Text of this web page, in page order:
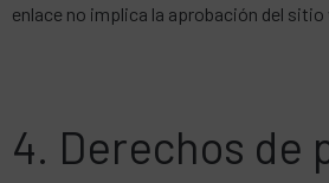
enlace no implica la aprobación del
4. Derechos de